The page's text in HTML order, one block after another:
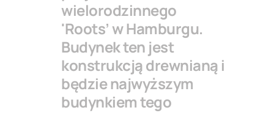
wielorodzinnego
'Roots’ w Hamburgu.
Budynek ten jest
konstrukcją drewnianą i
będzie najwyższym
budynkiem tego